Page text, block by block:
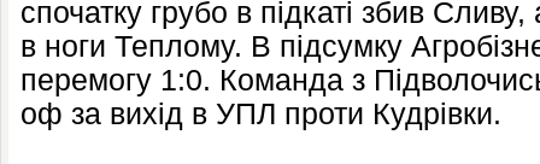
спочатку грубо в підкаті збив
в ноги Теплому. В підсумку
перемогу 1:0. Команда з
оф за вихід в УПЛ проти Кудрівки.